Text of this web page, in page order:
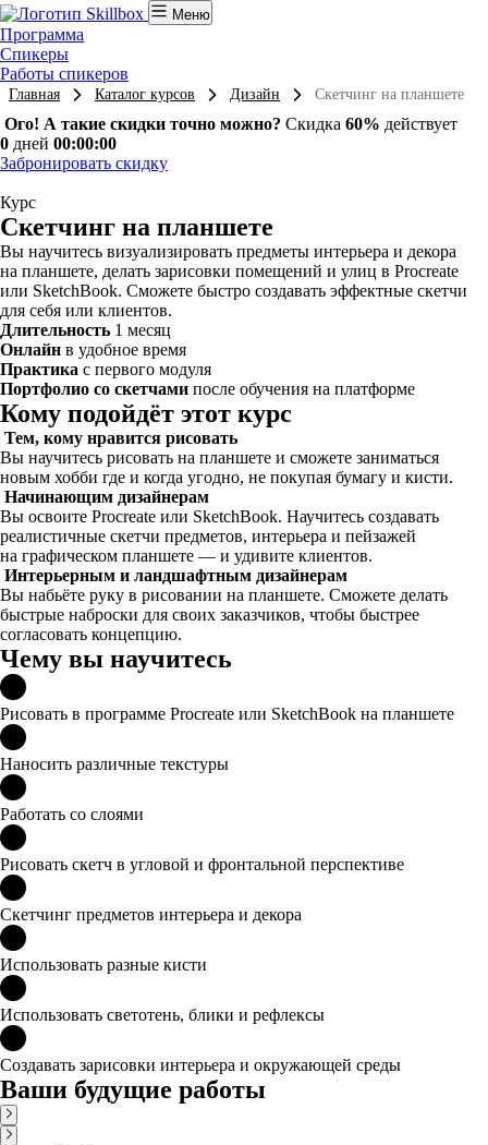
Меню
Программа
Спикеры
Работы спикеров
Главная Каталог курсов Дизайн Скетчинг на планшете
Ого! А такие скидки точно можно? Скидка 60% действует
0 дней 00:00:00
Забронировать скидку
Курс
Скетчинг на планшете
Вы научитесь визуализировать предметы интерьера и декора
на планшете, делать зарисовки помещений и улиц в Procreate
или SketchBook. Сможете быстро создавать эффектные скетчи
для себя или клиентов.
Длительность 1 месяц
Онлайн в удобное время
Практика с первого модуля
Портфолио со скетчами после обучения на платформе
Кому подойдёт этот курс
Тем, кому нравится рисовать
Вы научитесь рисовать на планшете и сможете заниматься
новым хобби где и когда угодно, не покупая бумагу и кисти.
Начинающим дизайнерам
Вы освоите Procreate или SketchBook. Научитесь создавать
реалистичные скетчи предметов, интерьера и пейзажей
на графическом планшете — и удивите клиентов.
Интерьерным и ландшафтным дизайнерам
Вы набьёте руку в рисовании на планшете. Сможете делать
быстрые наброски для своих заказчиков, чтобы быстрее
согласовать концепцию.
Чему вы научитесь
Рисовать в программе Procreate или SketchBook на планшете
Наносить различные текстуры
Работать со слоями
Рисовать скетч в угловой и фронтальной перспективе
Скетчинг предметов интерьера и декора
Использовать разные кисти
Использовать светотень, блики и рефлексы
Создавать зарисовки интерьера и окружающей среды
Ваши будущие работы